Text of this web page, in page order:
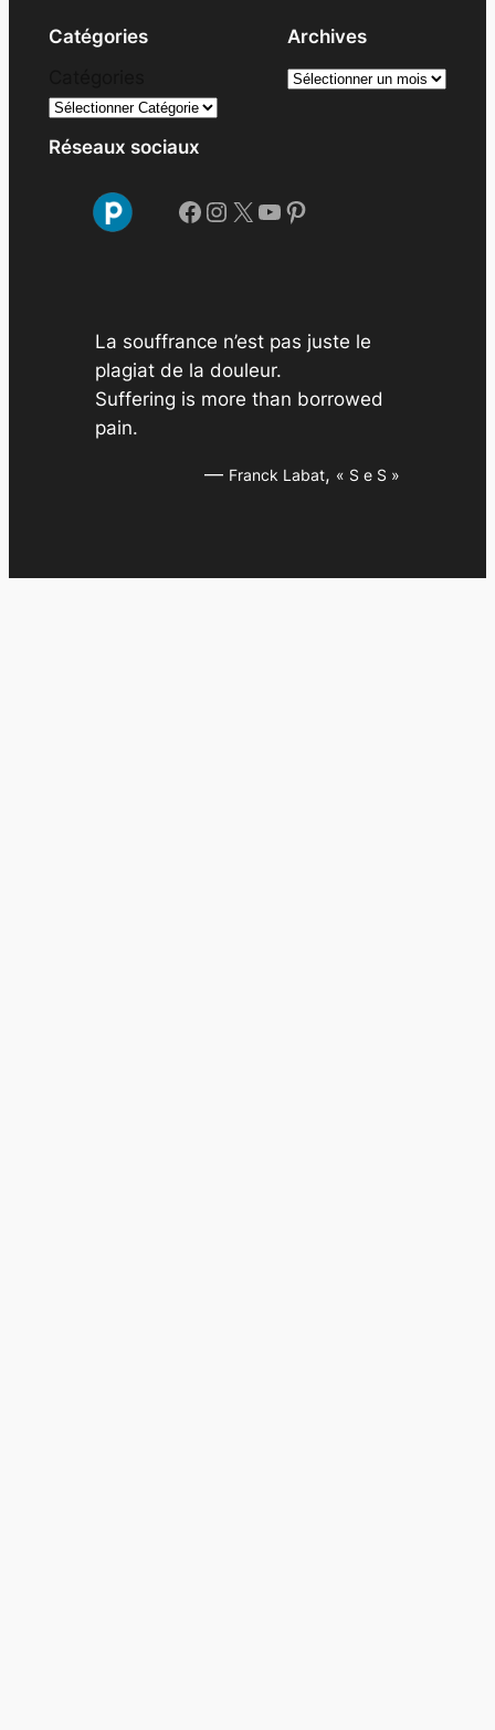
Catégories
Archives
A
v
Réseaux sociaux
Facebook Instagram X YouTube Pinterest
La souffrance n’est pas juste le
plagiat de la douleur.
Suffering is more than borrowed
pain.
— Franck Labat, « S e S »